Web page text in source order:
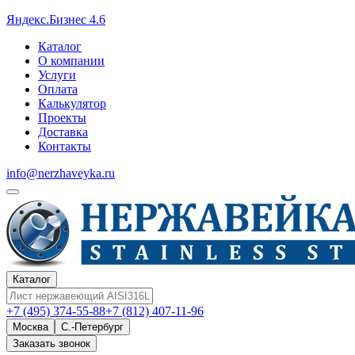
Яндекс.Бизнес 4.6
Каталог
О компании
Услуги
Оплата
Калькулятор
Проекты
Доставка
Контакты
info@nerzhaveyka.ru
Каталог
+7 (495) 374-55-88+7 (812) 407-11-96
Москва
С.-Петербург
Заказать звонок